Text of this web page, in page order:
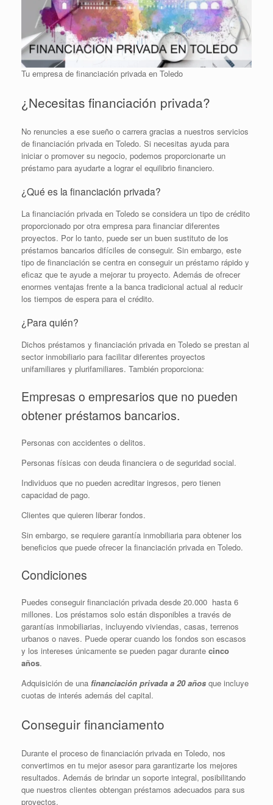
Tu empresa de financiación privada en Toledo
¿Necesitas financiación privada?
No renuncies a ese sueño o carrera gracias a nuestros servicios
de financiación privada en Toledo. Si necesitas ayuda para
iniciar o promover su negocio, podemos proporcionarte un
préstamo para ayudarte a lograr el equilibrio financiero.
¿Qué es la financiación privada?
La financiación privada en Toledo se considera un tipo de crédito
proporcionado por otra empresa para financiar diferentes
proyectos. Por lo tanto, puede ser un buen sustituto de los
préstamos bancarios difíciles de conseguir. Sin embargo, este
tipo de financiación se centra en conseguir un préstamo rápido y
eficaz que te ayude a mejorar tu proyecto. Además de ofrecer
enormes ventajas frente a la banca tradicional actual al reducir
los tiempos de espera para el crédito.
¿Para quién?
Dichos préstamos y financiación privada en Toledo se prestan al
sector inmobiliario para facilitar diferentes proyectos
unifamiliares y plurifamiliares. También proporciona:
Empresas o empresarios que no pueden
obtener préstamos bancarios.
Personas con accidentes o delitos.
Personas físicas con deuda financiera o de seguridad social.
Individuos que no pueden acreditar ingresos, pero tienen
capacidad de pago.
Clientes que quieren liberar fondos.
Sin embargo, se requiere garantía inmobiliaria para obtener los
beneficios que puede ofrecer la financiación privada en Toledo.
Condiciones
Puedes conseguir financiación privada desde 20.000  hasta 6
millones. Los préstamos solo están disponibles a través de
garantías inmobiliarias, incluyendo viviendas, casas, terrenos
urbanos o naves. Puede operar cuando los fondos son escasos
y los intereses únicamente se pueden pagar durante cinco
años.
Adquisición de una financiación privada a 20 años que incluye
cuotas de interés además del capital.
Conseguir financiamento
Durante el proceso de financiación privada en Toledo, nos
convertimos en tu mejor asesor para garantizarte los mejores
resultados. Además de brindar un soporte integral, posibilitando
que nuestros clientes obtengan préstamos adecuados para sus
proyectos.